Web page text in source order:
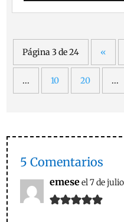
Página 3 de 24 «
... 10 20 ...
5 Comentarios
emeseel 7 de julio